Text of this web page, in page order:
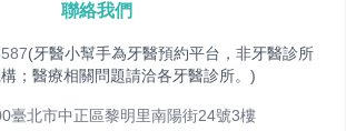
聯絡我們
(牙醫小幫手為牙醫預約平台，非牙醫診所
；醫療相關問題請洽各牙醫診所。)
臺北市中正區黎明里南陽街24號3樓